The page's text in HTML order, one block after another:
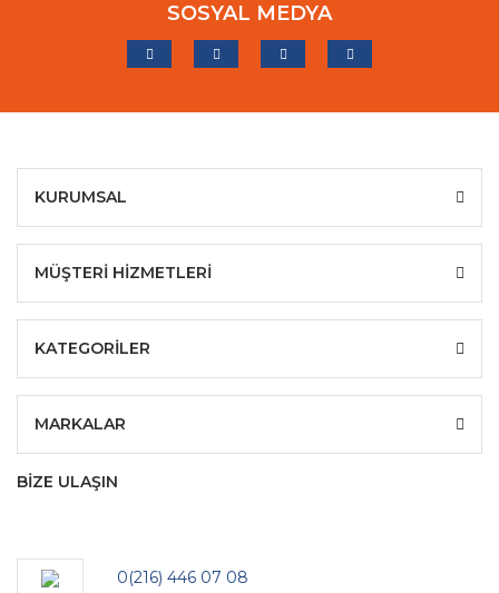
SOSYAL MEDYA
KURUMSAL
MÜŞTERİ HİZMETLERİ
KATEGORİLER
MARKALAR
BİZE ULAŞIN
0(216) 446 07 08